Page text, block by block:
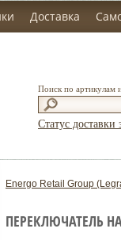
Доставка
Поиск по артикулам
Статус доставки
Energo Retail Group
ПЕРЕКЛЮЧАТЕЛЬ